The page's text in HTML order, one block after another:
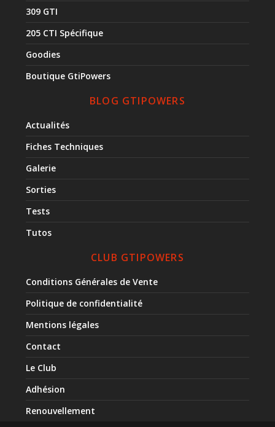
309 GTI
205 CTI Spécifique
Goodies
Boutique GtiPowers
BLOG GTIPOWERS
Actualités
Fiches Techniques
Galerie
Sorties
Tests
Tutos
CLUB GTIPOWERS
Conditions Générales de Vente
Politique de confidentialité
Mentions légales
Contact
Le Club
Adhésion
Renouvellement